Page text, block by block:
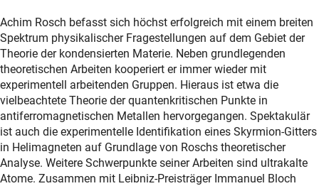
Achim Rosch befasst sich höchst erfolgreich mit einem breiten
Spektrum physikalischer Fragestellungen auf dem Gebiet der
Theorie der kondensierten Materie. Neben grundlegenden
theoretischen Arbeiten kooperiert er immer wieder mit
experimentell arbeitenden Gruppen. Hieraus ist etwa die
vielbeachtete Theorie der quantenkritischen Punkte in
antiferromagnetischen Metallen hervorgegangen. Spektakulär
ist auch die experimentelle Identifikation eines Skyrmion-Gitters
in Helimagneten auf Grundlage von Roschs theoretischer
Analyse. Weitere Schwerpunkte seiner Arbeiten sind ultrakalte
Atome. Zusammen mit Leibniz-Preisträger Immanuel Bloch